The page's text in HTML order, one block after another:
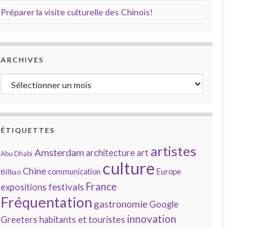
Préparer la visite culturelle des Chinois!
ARCHIVES
Archives
ÉTIQUETTES
Abu Dhabi Amsterdamarchitectureart artistes
Bilbao Chinecommunication culture Europe
expositions festivals France
Fréquentation gastronomieGoogle
Greeters habitants et touristes innovation